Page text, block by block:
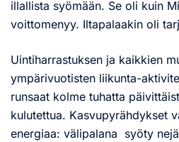
illallista syömään. Se oli kuin
voittomenyy. Iltapalaakin oli
Uintiharrastuksen ja kaikkien
ympärivuotisten liikunta-
runsaat kolme tuhatta
kulutettua. Kasvupyrähdykset
energiaa: välipalana syöty